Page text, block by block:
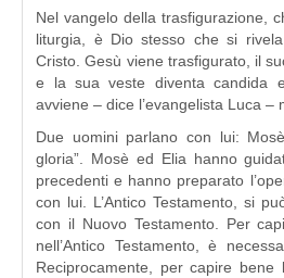
Nel vangelo della trasfigurazione,
liturgia, è Dio stesso che si
Cristo. Gesù viene trasfigurato, il
e la sua veste diventa candida
avviene – dice l’evangelista Luca –
Due uomini parlano con lui:
gloria”. Mosè ed Elia hanno
precedenti e hanno preparato
con lui. L’Antico Testamento, si
con il Nuovo Testamento. Per
nell’Antico Testamento, è
Reciprocamente, per capire bene